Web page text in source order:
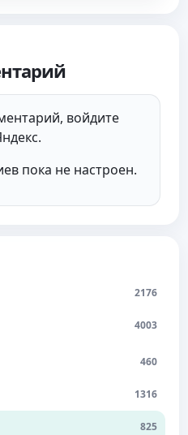
2176
4003
460
1316
825
войдите
пока не настроен.